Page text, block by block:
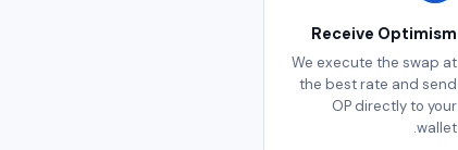
Receive Optimism
We execute the swap at
the best rate and send
OP directly to your
wallet.